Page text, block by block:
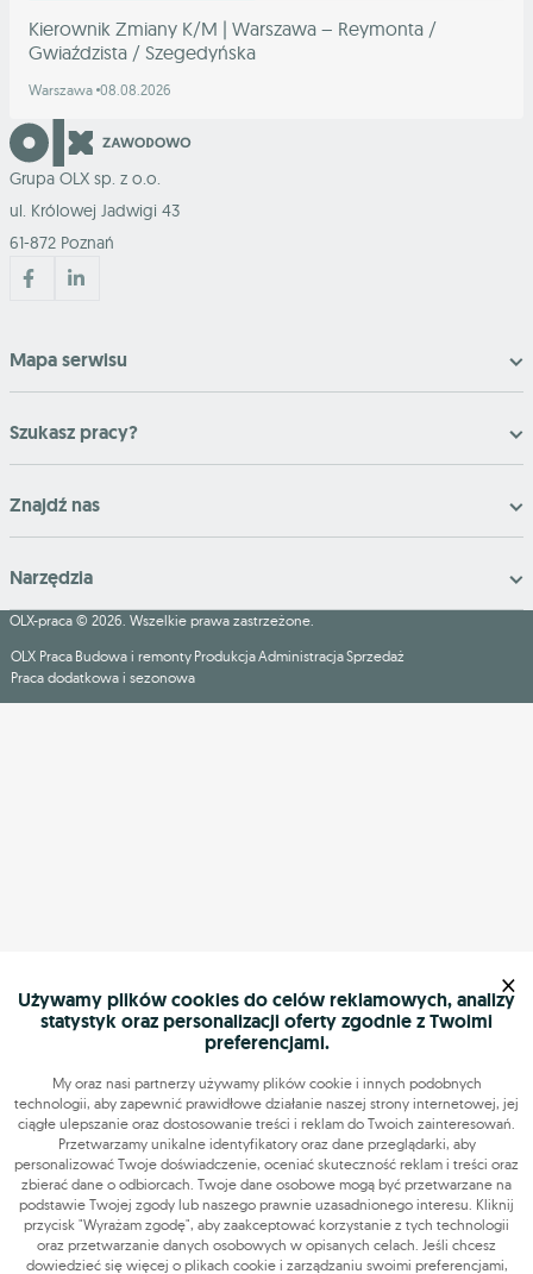
Kierownik Zmiany K/M | Warszawa – Reymonta /
Gwiaździsta / Szegedyńska
Warszawa 08.08.2026
Grupa OLX sp. z o.o.
ul. Królowej Jadwigi 43
61-872 Poznań
Mapa serwisu
Szukasz pracy?
Znajdź nas
Narzędzia
OLX-praca © 2026. Wszelkie prawa zastrzeżone.
OLX Praca Budowa i remonty ProdukcjaAdministracjaSprzedaż
Praca dodatkowa i sezonowa
Używamy plików cookies do celów reklamowych, analizy
statystyk oraz personalizacji oferty zgodnie z Twoimi
preferencjami.
My oraz nasi partnerzy używamy plików cookie i innych podobnych
technologii, aby zapewnić prawidłowe działanie naszej strony internetowej, jej
ciągłe ulepszanie oraz dostosowanie treści i reklam do Twoich zainteresowań.
Przetwarzamy unikalne identyfikatory oraz dane przeglądarki, aby
personalizować Twoje doświadczenie, oceniać skuteczność reklam i treści oraz
zbierać dane o odbiorcach. Twoje dane osobowe mogą być przetwarzane na
podstawie Twojej zgody lub naszego prawnie uzasadnionego interesu. Kliknij
przycisk "Wyrażam zgodę", aby zaakceptować korzystanie z tych technologii
oraz przetwarzanie danych osobowych w opisanych celach. Jeśli chcesz
dowiedzieć się więcej o plikach cookie i zarządzaniu swoimi preferencjami,
×